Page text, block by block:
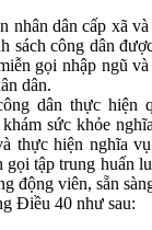
nhân dân cấp xã
sách công dân
gọi nhập ngũ
dân.
dân thực hiện
sức khỏe
thực hiện nghĩa
gọi tập trung huấn
động viên, sẵn
Điều 40 như sau: